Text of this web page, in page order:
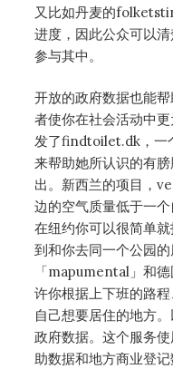
又比如丹麦的
进度，因此公众可以
参与其中。
开放的政府数据也能
者使你在社会活动中
发了findtoilet.dk，一
来帮助她所认识的有
出。新西兰的项目，
边的空气质量低于一个
在纽约你可以很简单
到和你去同一个公园
「mapumental」和
许你根据上下班的路
自己想要居住的地方
政府数据。这个服务
助数据和地方商业登